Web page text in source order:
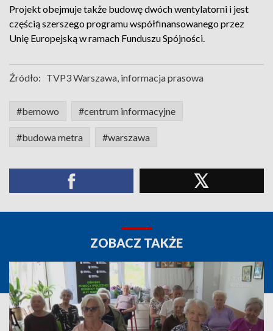
Projekt obejmuje także budowę dwóch wentylatorni i jest
częścią szerszego programu współfinansowanego przez
Unię Europejską w ramach Funduszu Spójności.
Źródło: TVP3 Warszawa, informacja prasowa
#bemowo #centrum informacyjne
#budowa metra #warszawa
ZOBACZ TAKŻE